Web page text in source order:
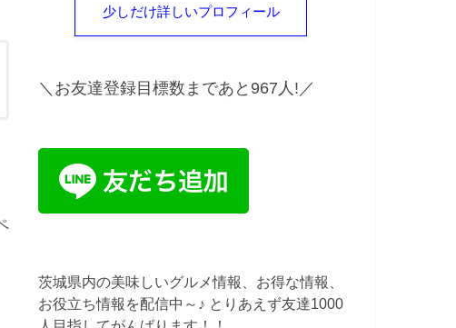
少しだけ詳しいプロフィール
＼ お友達登録目標数まであと967人! ／
茨城県内の美味しいグルメ情報、お得な情報、
お役立ち情報を配信中～♪ とりあえず友達1000